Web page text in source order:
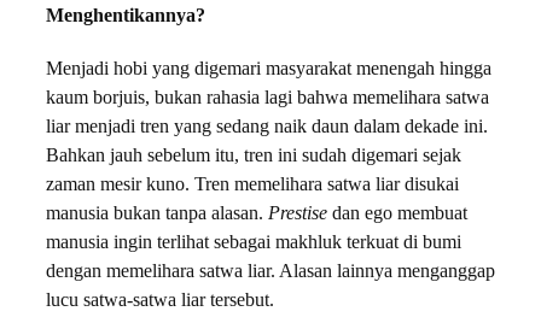
Menghentikannya?
Menjadi hobi yang digemari masyarakat menengah hingga
kaum borjuis, bukan rahasia lagi bahwa memelihara satwa
liar menjadi tren yang sedang naik daun dalam dekade ini.
Bahkan jauh sebelum itu, tren ini sudah digemari sejak
zaman mesir kuno. Tren memelihara satwa liar disukai
manusia bukan tanpa alasan. Prestise dan ego membuat
manusia ingin terlihat sebagai makhluk terkuat di bumi
dengan memelihara satwa liar. Alasan lainnya menganggap
lucu satwa-satwa liar tersebut.